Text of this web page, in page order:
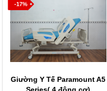
-17%
Giường Y Tế Paramount A5